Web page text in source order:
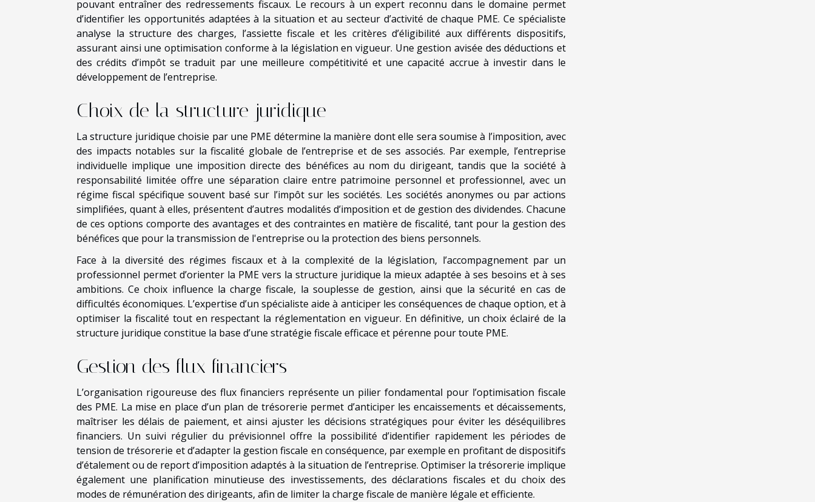
pouvant entraîner des redressements fiscaux. Le recours à un expert reconnu dans le domaine permet
d’identifier les opportunités adaptées à la situation et au secteur d’activité de chaque PME. Ce spécialiste
analyse la structure des charges, l’assiette fiscale et les critères d’éligibilité aux différents dispositifs,
assurant ainsi une optimisation conforme à la législation en vigueur. Une gestion avisée des déductions et
des crédits d’impôt se traduit par une meilleure compétitivité et une capacité accrue à investir dans le
développement de l’entreprise.
Choix de la structure juridique
La structure juridique choisie par une PME détermine la manière dont elle sera soumise à l’imposition, avec
des impacts notables sur la fiscalité globale de l’entreprise et de ses associés. Par exemple, l’entreprise
individuelle implique une imposition directe des bénéfices au nom du dirigeant, tandis que la société à
responsabilité limitée offre une séparation claire entre patrimoine personnel et professionnel, avec un
régime fiscal spécifique souvent basé sur l’impôt sur les sociétés. Les sociétés anonymes ou par actions
simplifiées, quant à elles, présentent d’autres modalités d’imposition et de gestion des dividendes. Chacune
de ces options comporte des avantages et des contraintes en matière de fiscalité, tant pour la gestion des
bénéfices que pour la transmission de l'entreprise ou la protection des biens personnels.
Face à la diversité des régimes fiscaux et à la complexité de la législation, l’accompagnement par un
professionnel permet d’orienter la PME vers la structure juridique la mieux adaptée à ses besoins et à ses
ambitions. Ce choix influence la charge fiscale, la souplesse de gestion, ainsi que la sécurité en cas de
difficultés économiques. L’expertise d’un spécialiste aide à anticiper les conséquences de chaque option, et à
optimiser la fiscalité tout en respectant la réglementation en vigueur. En définitive, un choix éclairé de la
structure juridique constitue la base d’une stratégie fiscale efficace et pérenne pour toute PME.
Gestion des flux financiers
L’organisation rigoureuse des flux financiers représente un pilier fondamental pour l’optimisation fiscale
des PME. La mise en place d’un plan de trésorerie permet d’anticiper les encaissements et décaissements,
maîtriser les délais de paiement, et ainsi ajuster les décisions stratégiques pour éviter les déséquilibres
financiers. Un suivi régulier du prévisionnel offre la possibilité d’identifier rapidement les périodes de
tension de trésorerie et d’adapter la gestion fiscale en conséquence, par exemple en profitant de dispositifs
d’étalement ou de report d’imposition adaptés à la situation de l’entreprise. Optimiser la trésorerie implique
également une planification minutieuse des investissements, des déclarations fiscales et du choix des
modes de rémunération des dirigeants, afin de limiter la charge fiscale de manière légale et efficiente.